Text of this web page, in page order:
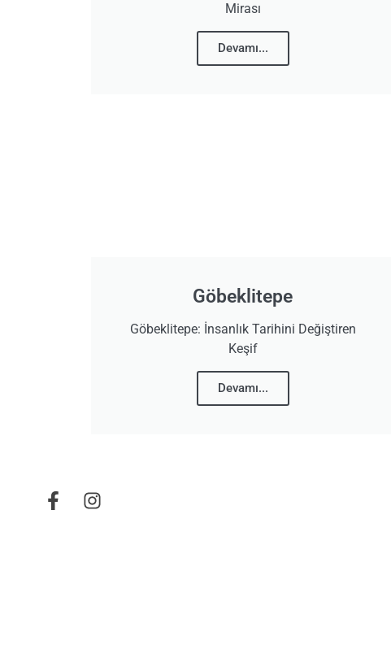
Mirası
Devamı...
Göbeklitepe
Göbeklitepe: İnsanlık Tarihini Değiştiren
Keşif
Devamı...